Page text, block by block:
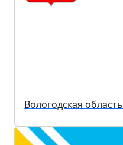
Вологодская область